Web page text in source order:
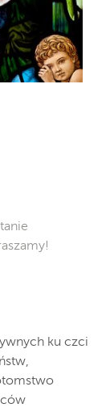
ku czci